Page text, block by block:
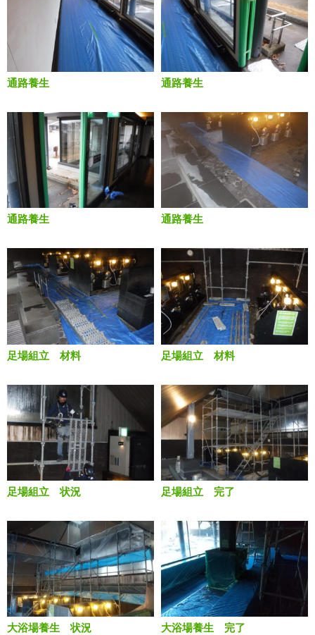
通路養生 通路養生
通路養生 通路養生
足場組立 材料 足場組立 材料
足場組立 状況 足場組立 完了
大浴場養生 状況 大浴場養生 完了